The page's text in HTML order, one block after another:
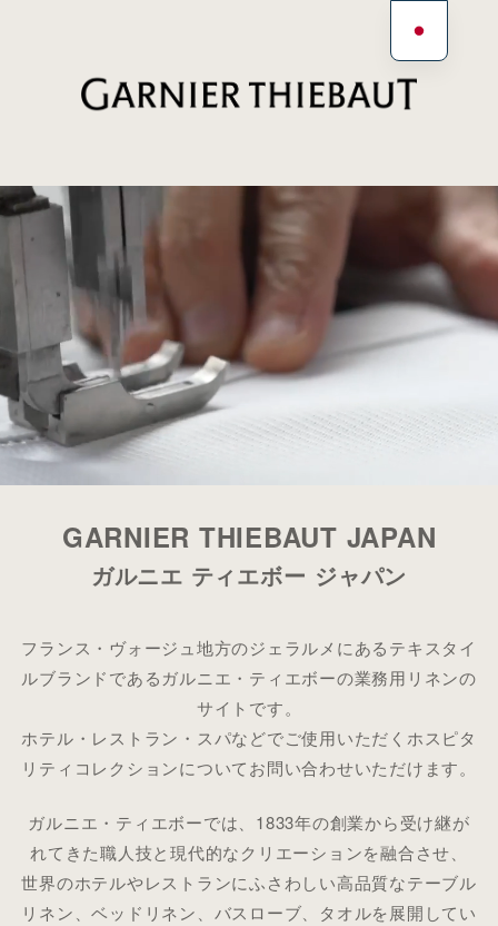
GARNIER THIEBAUT JAPAN
ガルニエ ティエボー ジャパン
フランス・ヴォージュ地方のジェラルメにあるテキスタイ
ルブランドであるガルニエ・ティエボーの業務用リネンの
サイトです。
ホテル・レストラン・スパなどでご使用いただくホスピタ
リティコレクションについてお問い合わせいただけます。
ガルニエ・ティエボーでは、1833年の創業から受け継が
れてきた職人技と現代的なクリエーションを融合させ、
世界のホテルやレストランにふさわしい高品質なテーブル
リネン、ベッドリネン、バスローブ、タオルを展開してい